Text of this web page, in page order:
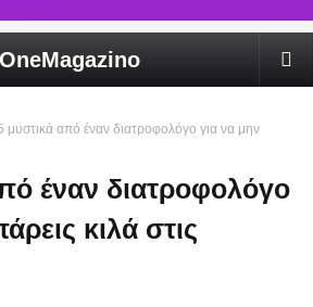
OneMagazino
μυστικά από έναν διατροφολόγο για να μην
έναν διατροφολόγο
κιλά στις